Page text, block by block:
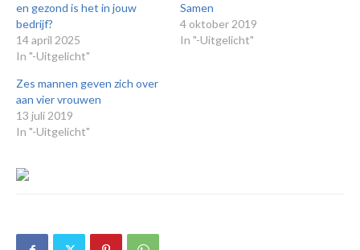
en gezond is het in jouw
bedrijf?
14 april 2025
In "-Uitgelicht"
Samen
4 oktober 2019
In "-Uitgelicht"
Zes mannen geven zich over
aan vier vrouwen
13 juli 2019
In "-Uitgelicht"